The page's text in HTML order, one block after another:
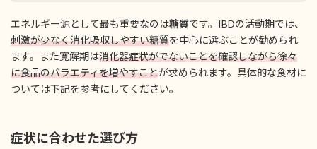
エネルギー源として最も重要なのは糖質です。IBDの活動期では、
刺激が少なく消化吸収しやすい糖質を中心に選ぶことが勧められ
ます。また寛解期は消化器症状がでないことを確認しながら徐々
に食品のバラエティを増やすことが求められます。具体的な食材に
ついては下記を参考にしてください。
症状に合わせた選び方